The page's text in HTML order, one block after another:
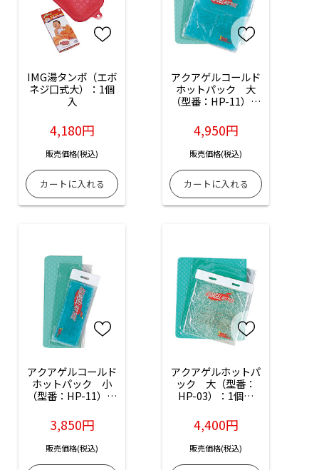
IMG湯タンポ（エボ
ネジ口式大）：1個
入
4,180円
販売価格(税込)
アクアゲルコールド
ホットパック　大
（型番：HP-11）：
5207-01）
4,950円
販売価格(税込)
アクアゲルコールド
ホットパック　小
（型番：HP-11）：
5207-02）
3,850円
販売価格(税込)
アクアゲルホットパ
ック　大（型番：
HP-03）：1個入
01）
4,400円
販売価格(税込)